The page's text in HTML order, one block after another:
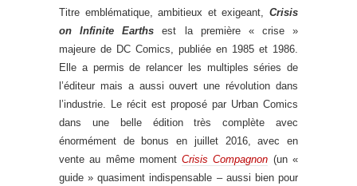
Titre emblématique, ambitieux et exigeant, Crisis
on Infinite Earths est la première « crise »
majeure de DC Comics, publiée en 1985 et 1986.
Elle a permis de relancer les multiples séries de
l’éditeur mais a aussi ouvert une révolution dans
l’industrie. Le récit est proposé par Urban Comics
dans une belle édition très complète avec
énormément de bonus en juillet 2016, avec en
vente au même momentCrisis Compagnon (un «
guide » quasiment indispensable – aussi bien pour